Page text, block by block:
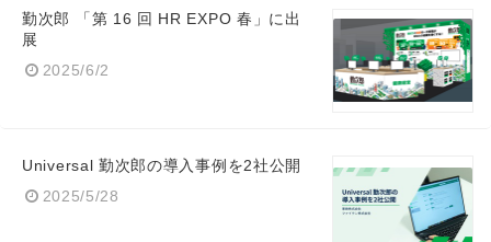
勤次郎 「第 16 回 HR EXPO 春」に出
展
2025/6/2
Universal 勤次郎の導入事例を2社公開
2025/5/28